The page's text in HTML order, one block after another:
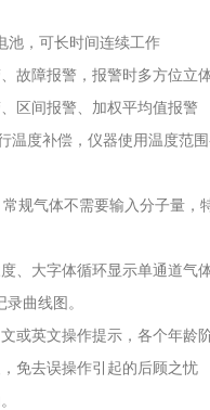
池，可长时间连续工作
故障报警，报警时多方位立
区间报警、加权平均值报警
温度补偿，仪器使用温度范
规气体不需要输入分子量
、大字体循环显示单通道
曲线图。
或英文操作提示，各个年龄
免去误操作引起的后顾之忧